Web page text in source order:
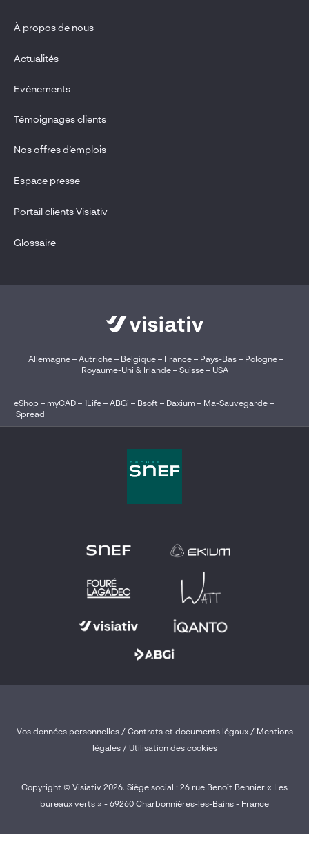
À propos de nous
Actualités
Evénements
Témoignages clients
Nos offres d’emplois
Espace presse
Portail clients Visiativ
Glossaire
Allemagne– Autriche– Belgique – France– Pays-Bas– Pologne–
Royaume-Uni & Irlande– Suisse– USA
eShop – myCAD – 1Life – ABGi – Bsoft – Daxium – Ma-Sauvegarde –
Spread
Copyright © Visiativ 2026. Siège social : 26 rue Benoît Bennier « Les
bureaux verts » - 69260 Charbonnières-les-Bains - France
Vos données personnelles/ Contrats et documents légaux/ Mentions
légales / Utilisation des cookies